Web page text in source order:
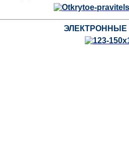
ЭЛЕКТРОННЫЕ